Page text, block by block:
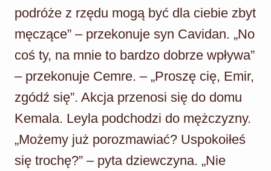
podróże z rzędu mogą być dla ciebie zbyt
męczące” – przekonuje syn Cavidan. „No
coś ty, na mnie to bardzo dobrze wpływa”
– przekonuje Cemre. – „Proszę cię, Emir,
zgódź się”. Akcja przenosi się do domu
Kemala. Leyla podchodzi do mężczyzny.
„Możemy już porozmawiać? Uspokoiłeś
się trochę?” – pyta dziewczyna. „Nie